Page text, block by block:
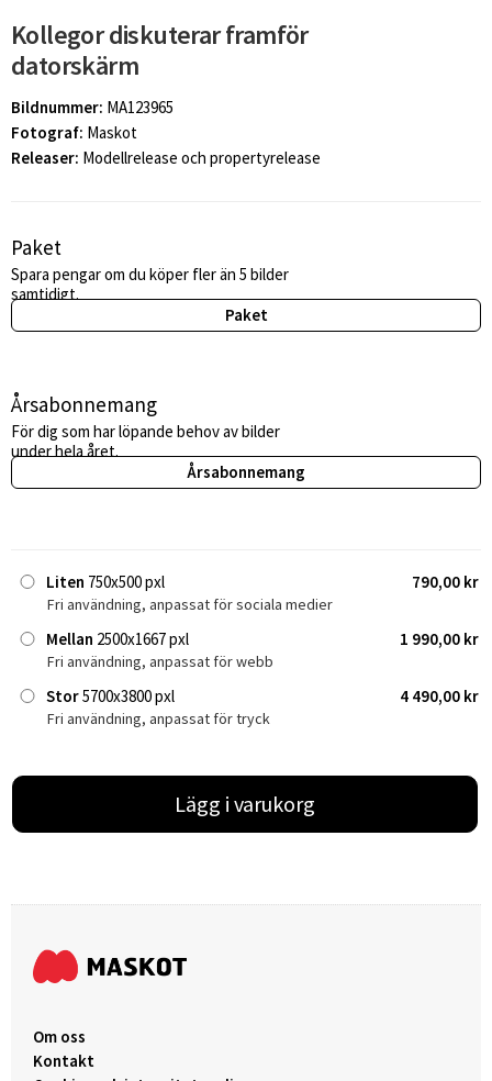
Kollegor diskuterar framför
datorskärm
Bildnummer: MA123965
Fotograf: Maskot
Releaser: Modellrelease och propertyrelease
Paket
Spara pengar om du köper fler än 5 bilder
samtidigt.
Paket
Årsabonnemang
För dig som har löpande behov av bilder
under hela året.
Årsabonnemang
Liten 750x500 pxl 790,00 kr
Fri användning, anpassat för sociala medier
Mellan 2500x1667 pxl 1 990,00 kr
Fri användning, anpassat för webb
Stor5700x3800 pxl 4 490,00 kr
Fri användning, anpassat för tryck
Lägg i varukorg
Om oss
Kontakt